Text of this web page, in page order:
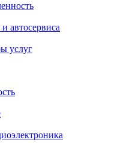
автосервиса
услуг